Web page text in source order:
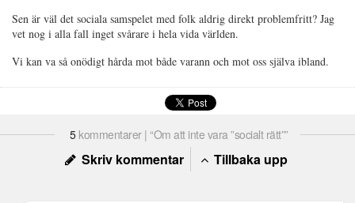
Sen är väl det sociala samspelet med folk aldrig direkt problemfritt? Jag
vet nog i alla fall inget svårare i hela vida världen.
Vi kan va så onödigt hårda mot både varann och mot oss själva ibland.
5kommentarer | “Om att inte vara ”socialt rätt””
Skriv kommentar Tillbaka upp